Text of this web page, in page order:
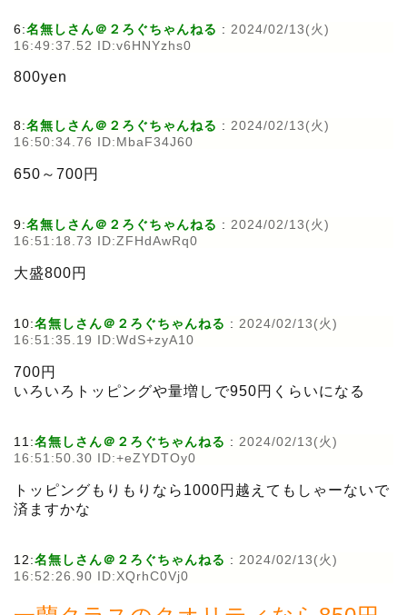
6:名無しさん＠２ろぐちゃんねる : 2024/02/13(火)
16:49:37.52 ID:v6HNYzhs0
800yen
8:名無しさん＠２ろぐちゃんねる : 2024/02/13(火)
16:50:34.76 ID:MbaF34J60
650～700円
9:名無しさん＠２ろぐちゃんねる : 2024/02/13(火)
16:51:18.73 ID:ZFHdAwRq0
大盛800円
10:名無しさん＠２ろぐちゃんねる : 2024/02/13(火)
16:51:35.19 ID:WdS+zyA10
700円
いろいろトッピングや量増しで950円くらいになる
11:名無しさん＠２ろぐちゃんねる : 2024/02/13(火)
16:51:50.30 ID:+eZYDTOy0
トッピングもりもりなら1000円越えてもしゃーないで
済ますかな
12:名無しさん＠２ろぐちゃんねる : 2024/02/13(火)
16:52:26.90 ID:XQrhC0Vj0